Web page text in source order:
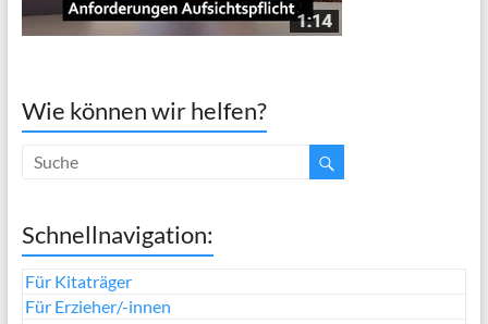
Wie können wir helfen?
Schnellnavigation:
Für Kitaträger
Für Erzieher/-innen